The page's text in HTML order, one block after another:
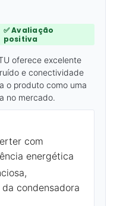
✅ Avaliação
positiva
oferece excelente
e conectividade
o produto como uma
no mercado.
com
energética
condensadora